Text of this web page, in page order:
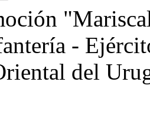
-
del